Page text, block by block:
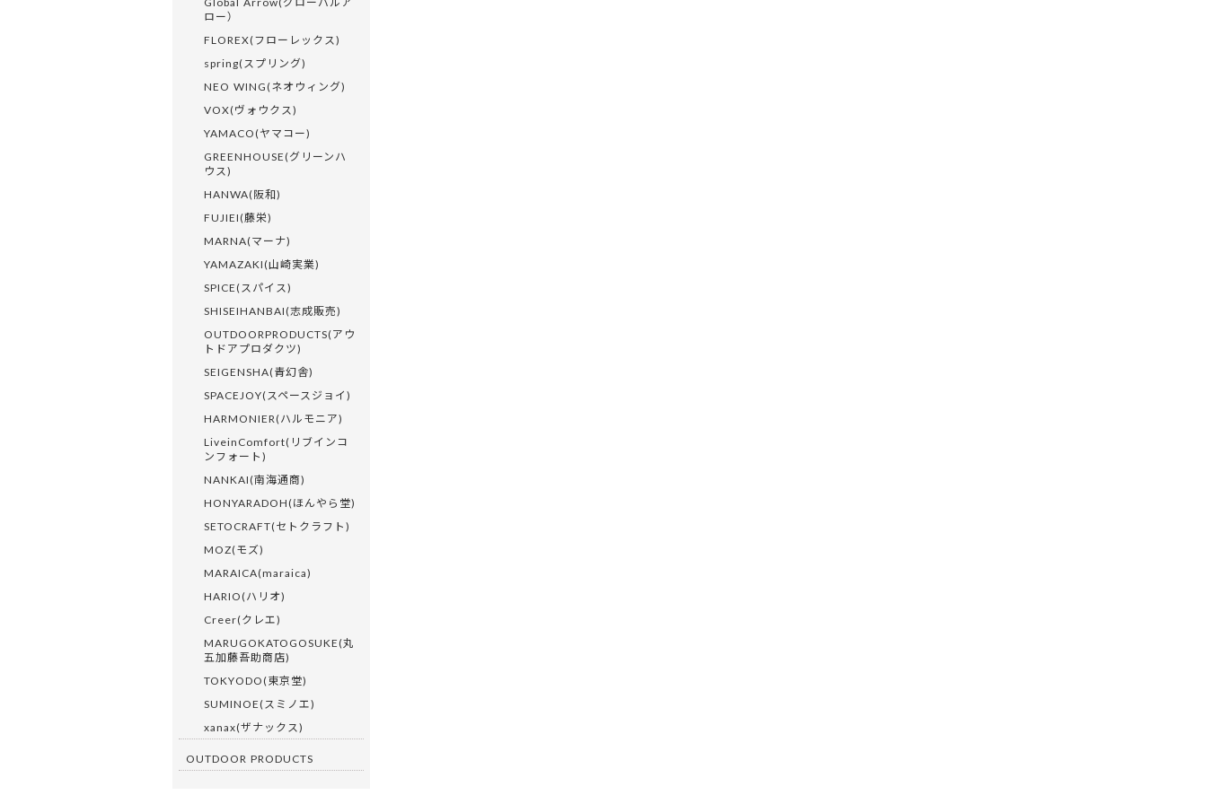
ロー）
FLOREX(フローレックス)
spring(スプリング)
NEO WING(ネオウィング)
VOX(ヴォウクス)
YAMACO(ヤマコー)
GREENHOUSE(グリーンハ
ウス)
HANWA(阪和)
FUJIEI(藤栄)
MARNA(マーナ)
YAMAZAKI(山崎実業)
SPICE(スパイス)
SHISEIHANBAI(志成販売)
OUTDOORPRODUCTS(アウ
トドアプロダクツ)
SEIGENSHA(青幻舎)
SPACEJOY(スペースジョイ)
HARMONIER(ハルモニア)
LiveinComfort(リブインコ
ンフォート)
NANKAI(南海通商)
HONYARADOH(ほんやら堂)
SETOCRAFT(セトクラフト)
MOZ(モズ)
MARAICA(maraica)
HARIO(ハリオ)
Creer(クレエ)
MARUGOKATOGOSUKE(丸
五加藤吾助商店)
TOKYODO(東京堂)
SUMINOE(スミノエ)
xanax(ザナックス)
OUTDOOR PRODUCTS